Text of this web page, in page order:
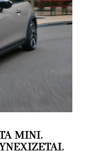
MINI.